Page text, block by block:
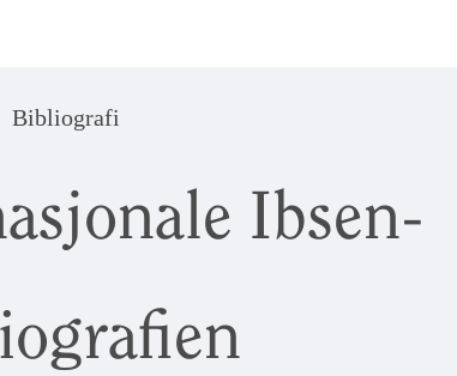
Bibliografi
Ibsen-